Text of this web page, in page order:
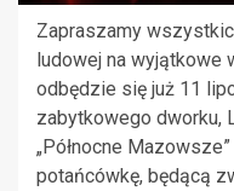
Zapraszamy
ludowej na wyjątkowe
odbędzie się już 11
zabytkowego dworku,
„Północne
potańcówkę, będącą